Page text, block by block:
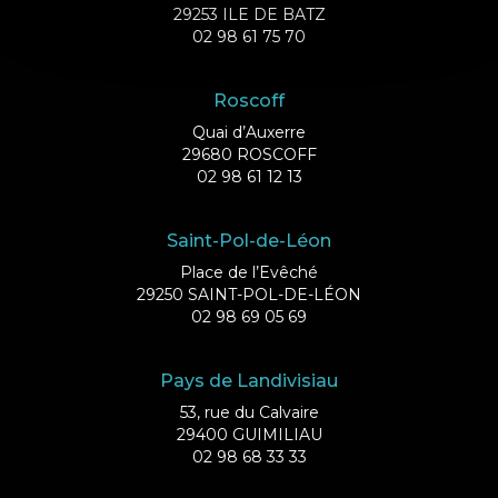
29253 ILE DE BATZ
02 98 61 75 70
Roscoff
Quai d’Auxerre
29680 ROSCOFF
02 98 61 12 13
Saint-Pol-de-Léon
Place de l’Evêché
29250 SAINT-POL-DE-LÉON
02 98 69 05 69
Pays de Landivisiau
53, rue du Calvaire
29400 GUIMILIAU
02 98 68 33 33